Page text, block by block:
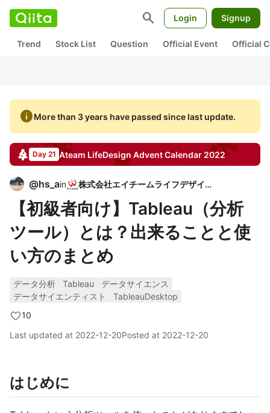
search Login Signup
Trend Stock List Question Official Event Official
infoMore than 3 years have passed since last update.
Day 21 Ateam LifeDesign Advent Calendar 2022
@hs_ain 株式会社エイチームライフデザイン
【初級者向け】Tableau（分析
ツール）とは？出来ることと使
い方のまとめ
データ分析 Tableau
データサイエンス
データサイエンティスト
TableauDesktop
10
Last updated at 2022-12-20Posted at 2022-12-20
はじめに